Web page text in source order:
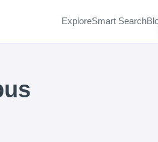
ExploreSmart Search